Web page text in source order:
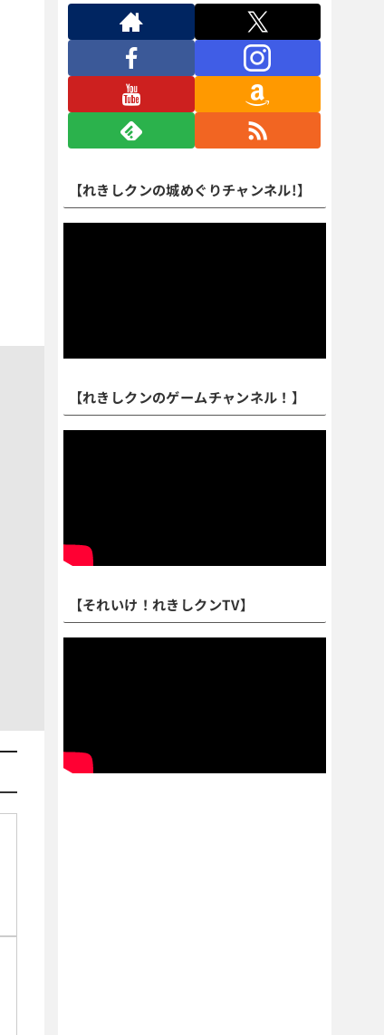
【れきしクンの城めぐりチャンネル!】
【れきしクンのゲームチャンネル！】
【それいけ！れきしクンTV】